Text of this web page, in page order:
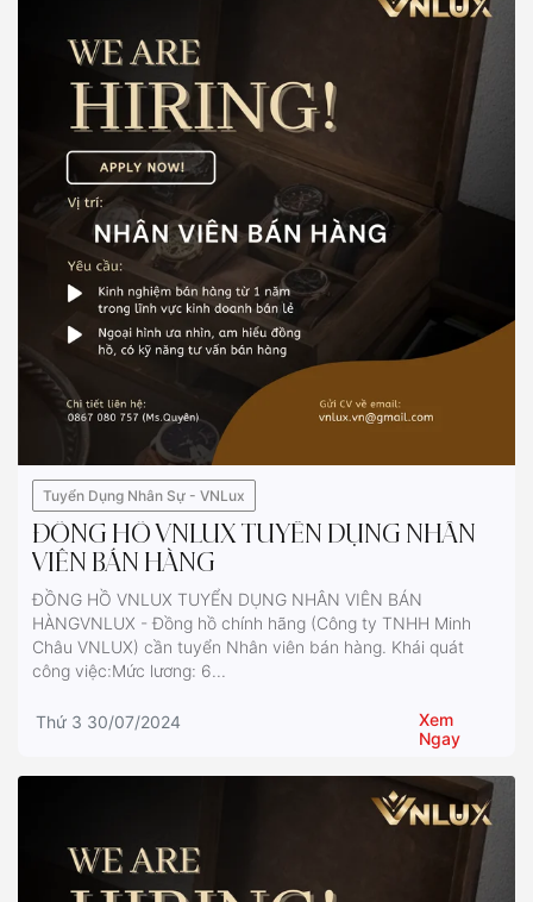
Tuyển Dụng Nhân Sự - VNLux
ĐỒNG HỒ VNLUX TUYỂN DỤNG NHÂN
VIÊN BÁN HÀNG
ĐỒNG HỒ VNLUX TUYỂN DỤNG NHÂN VIÊN BÁN
HÀNGVNLUX - Đồng hồ chính hãng (Công ty TNHH Minh
Châu VNLUX) cần tuyển Nhân viên bán hàng. Khái quát
công việc:Mức lương: 6...
Thứ 3 30/07/2024
Xem
Ngay